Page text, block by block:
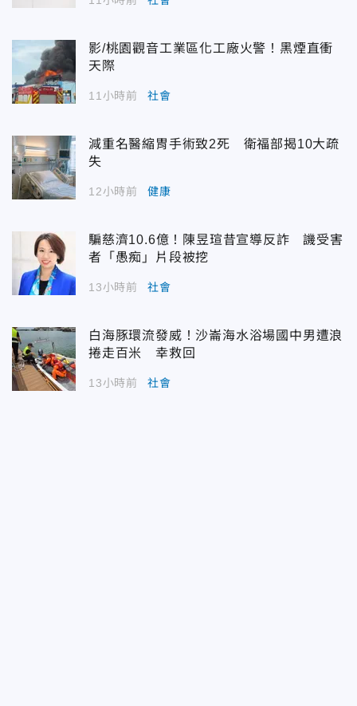
影/桃園觀音工業區化工廠火警！黑煙直衝
天際
11小時前 社會
減重名醫縮胃手術致2死 衛福部揭10大疏
失
12小時前 健康
騙慈濟10.6億！陳昱瑄昔宣導反詐 譏受害
者「愚痴」片段被挖
13小時前 社會
白海豚環流發威！沙崙海水浴場國中男遭浪
捲走百米 幸救回
13小時前 社會